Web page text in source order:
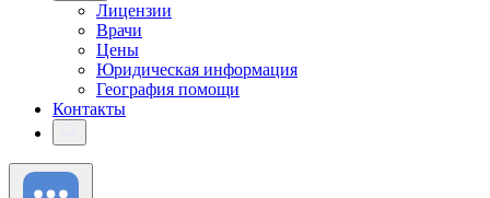
Лицензии
Врачи
Цены
Юридическая информация
География помощи
Контакты